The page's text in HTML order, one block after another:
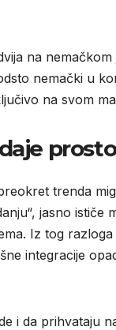
na
nemački u
na svom
trenda
jasno
Iz tog
integracije
i da prihvataju